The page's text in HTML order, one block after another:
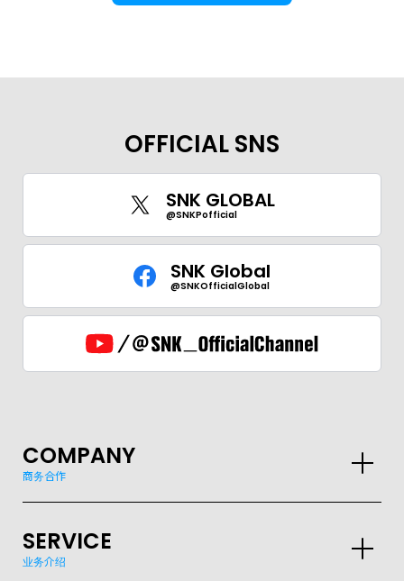
JPN ENG 簡体
OFFICIAL SNS
SNK GLOBAL
@SNKPofficial
SNK Global
@SNKOfficialGlobal
COMPANY
商务合作
SERVICE
业务介绍